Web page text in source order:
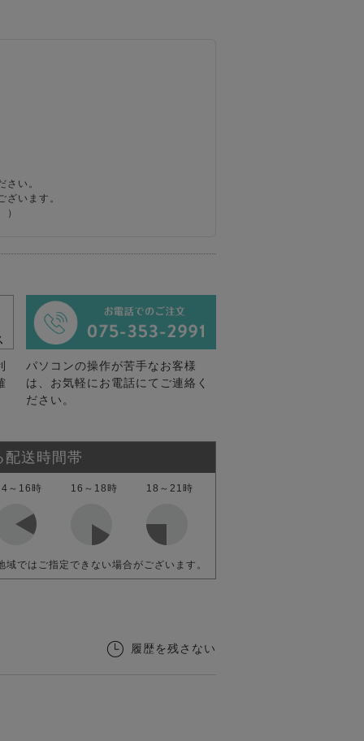
い。
います。
パソコンの操作が苦手なお客様
は、お気軽にお電話にてご連絡く
ださい。
配送時間帯
～16時 16～18時 18～21時
ではご指定できない場合がございます。
履歴を残さない